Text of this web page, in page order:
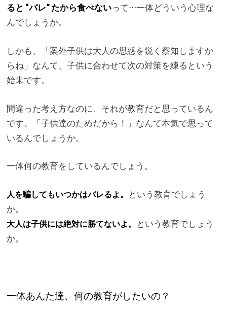
ると “バレ” たから食べないって⋅⋅⋅一体どういう心理な
んでしょうか。
しかも、「案外子供は大人の思惑を鋭く察知しますか
らね」 なんて、子供に合わせて次の対策を練るという
始末です。
間違った考え方なのに、それが教育だと思っているん
です。「子供達のためだから！」なんて本気で思って
いるんでしょうか。
一体何の教育をしているんでしょう。
人を騙してもいつかはバレるよ。
という教育でしょう
か。
大人は子供には絶対に勝てないよ。
という教育でしょう
か。
一体あんた達、何の教育がしたいの？